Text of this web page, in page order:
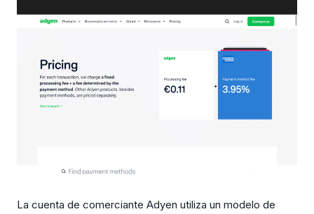
La cuenta de comerciante Adyen utiliza un modelo de